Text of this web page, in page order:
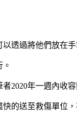
透過將他們放在
2020年一週內收
的送至救傷單位